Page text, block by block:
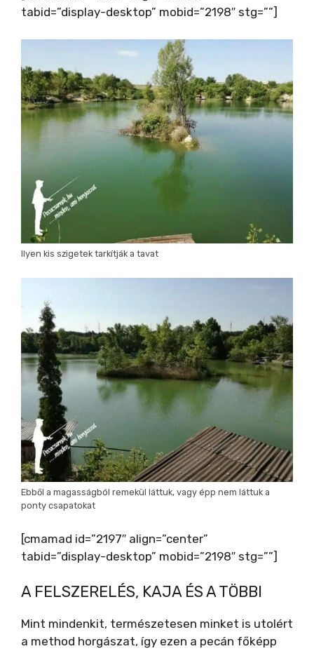
tabid=”display-desktop” mobid=”2198″ stg=””]
Ilyen kis szigetek tarkítják a tavat
Ebből a magasságból remekül láttuk, vagy épp nem láttuk a
ponty csapatokat
[cmamad id=”2197″ align=”center”
tabid=”display-desktop” mobid=”2198″ stg=””]
A FELSZERELÉS, KAJA ÉS A TÖBBI
Mint mindenkit, természetesen minket is utolért
a method horgászat, így ezen a pecán főképp